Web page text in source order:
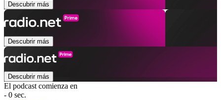
Descubrir más
Descubrir más
Descubrir más
El podcast comienza en
- 0 sec.